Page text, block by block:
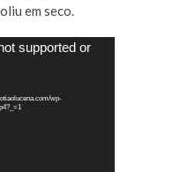
em seco.
supported or
wp-